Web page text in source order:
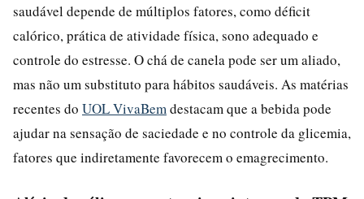
saudável depende de múltiplos fatores, como déficit
calórico, prática de atividade física, sono adequado e
controle do estresse. O chá de canela pode ser um aliado,
mas não um substituto para hábitos saudáveis. As matérias
recentes do UOL VivaBem destacam que a bebida pode
ajudar na sensação de saciedade e no controle da glicemia,
fatores que indiretamente favorecem o emagrecimento.